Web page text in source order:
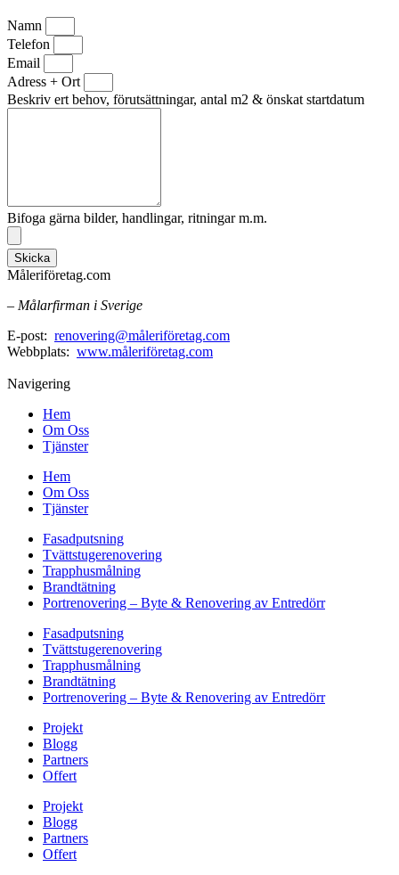
Namn
Telefon
Email
Adress + Ort
Beskriv ert behov, förutsättningar, antal m2 & önskat startdatum
Bifoga gärna bilder, handlingar, ritningar m.m.
Skicka
Måleriföretag.com
– Målarfirman i Sverige
E-post: renovering@måleriföretag.com
Webbplats: www.måleriföretag.com
Navigering
Hem
Om Oss
Tjänster
Hem
Om Oss
Tjänster
Fasadputsning
Tvättstugerenovering
Trapphusmålning
Brandtätning
Portrenovering – Byte & Renovering av Entredörr
Fasadputsning
Tvättstugerenovering
Trapphusmålning
Brandtätning
Portrenovering – Byte & Renovering av Entredörr
Projekt
Blogg
Partners
Offert
Projekt
Blogg
Partners
Offert